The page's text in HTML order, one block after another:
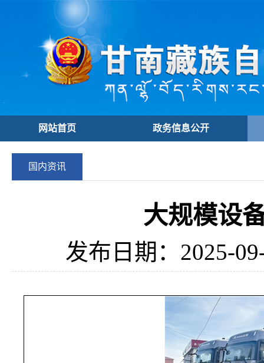
网站首页 政务信息公开
国内资讯
大规模设
发布日期：2025-